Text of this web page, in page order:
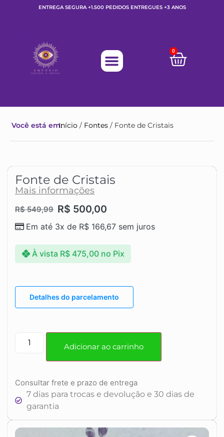
ENTREGA SEGURA +1.500 PEDIDOS ENTREGUES +3 ANOS
0
Você está em:Início / Fontes / Fonte de Cristais
Fonte de Cristais
Mais informações
R$549,99 R$ 500,00
Em até 3x de R$ 166,67 sem juros
À vista R$475,00 no Pix
Detalhes do parcelamento
Adicionar ao carrinho
Consultar frete e prazo de entrega
7 dias para trocas e devolução e 30 dias de
garantia